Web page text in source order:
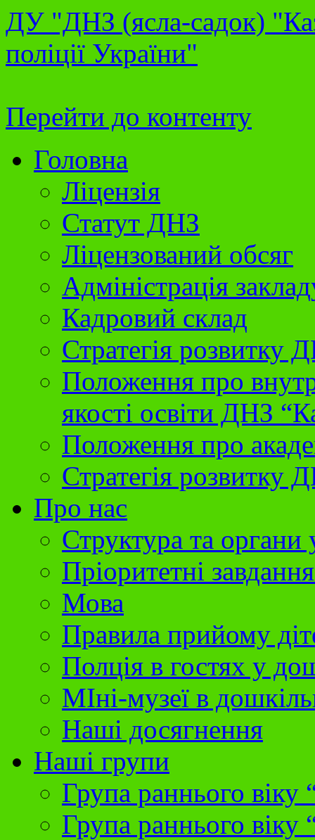
ДУ "ДНЗ (ясла-садок)
поліції України"
Перейти до контенту
Головна
Ліцензія
Статут ДНЗ
Ліцензований обсяг
Адміністрація
Кадровий склад
Стратегія розвитку
Положення про
якості освіти ДНЗ
Положення про
Стратегія розвитку
Про нас
Структура та
Пріоритетні
Мова
Правила прийому
Полція в гостях у
МІні-музеї в
Наші досягнення
Наші групи
Група раннього віку
Група раннього віку